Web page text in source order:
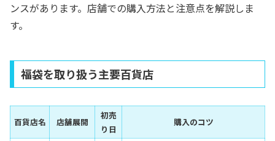
ンスがあります。店舗での購入方法と注意点を解説しま
す。
福袋を取り扱う主要百貨店
百貨店名 店舗展開
初売
り日
購入のコツ